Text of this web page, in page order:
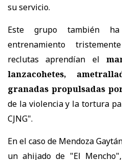
su servicio.
Este grupo también
entrenamiento
reclutas aprendían el
lanzacohetes,
granadas propulsadas
de la violencia y la tortura
CJNG".
En el caso de Mendoza
un ahijado de "El